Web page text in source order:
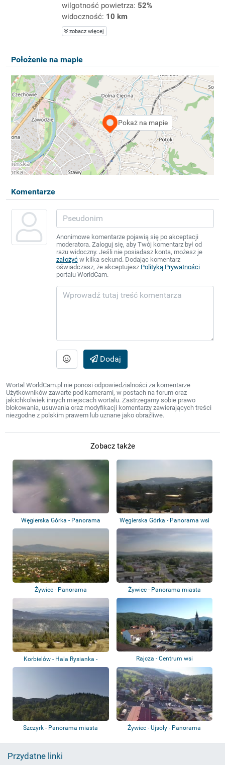
wilgotność powietrza: 52%
widoczność: 10 km
zobacz więcej
Położenie na mapie
Pokaż na mapie
Komentarze
Anonimowe komentarze pojawią się po akceptacji
moderatora. Zaloguj się, aby Twój komentarz był od
razu widoczny. Jeśli nie posiadasz konta, możesz je
założyćw kilka sekund. Dodając komentarz
oświadczasz, że akceptujesz Polityką Prywatności
portalu WorldCam.
Dodaj
Wortal WorldCam.pl nie ponosi odpowiedzialności za komentarze
Użytkowników zawarte pod kamerami, w postach na forum oraz
jakichkolwiek innych miejscach wortalu. Zastrzegamy sobie prawo
blokowania, usuwania oraz modyfikacji komentarzy zawierających treści
niezgodne z polskim prawem lub uznane jako obraźliwe.
Zobacz także
Węgierska Górka - Panorama Węgierska Górka - Panorama wsi
Żywiec - Panorama Żywiec - Panorama miasta
Korbielów - Hala Rysianka -
Schronisko g...
Rajcza - Centrum wsi
Szczyrk - Panorama miasta Żywiec - Ujsoły - Panorama
Przydatne linki